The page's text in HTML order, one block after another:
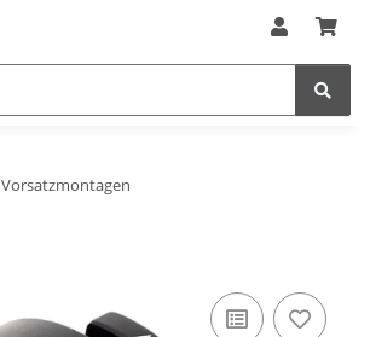
Vorsatzmontagen